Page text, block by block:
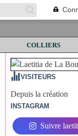
COLLIERS
VISITEURS
Depuis la création
INSTAGRAM
Suivre